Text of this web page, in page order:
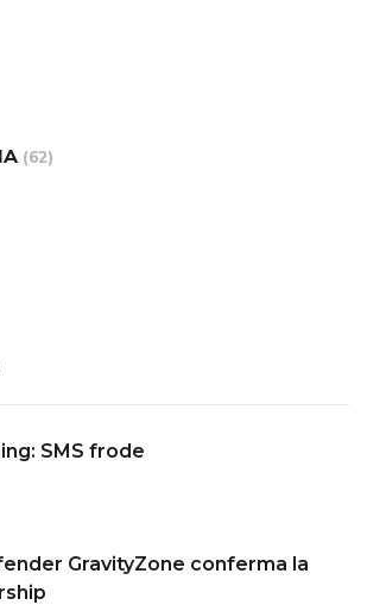
(62)
SMS frode
GravityZone conferma la